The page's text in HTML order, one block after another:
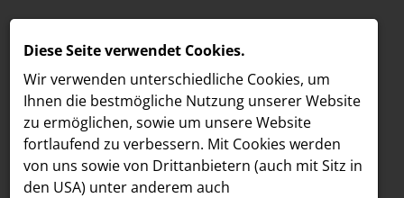
Diese Seite verwendet Cookies.
Wir verwenden unterschiedliche Cookies, um
Ihnen die best­mögliche Nutzung unserer Website
zu ermöglichen, sowie um unsere Website
fortlaufend zu verbessern. Mit Cookies werden
von uns sowie von Drittanbietern (auch mit Sitz in
den USA) unter anderem auch